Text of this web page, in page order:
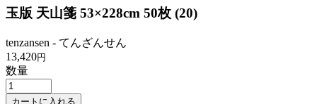
玉版 天山箋 53×228cm 50枚 (20)
tenzansen - てんざんせん
13,420円
数量